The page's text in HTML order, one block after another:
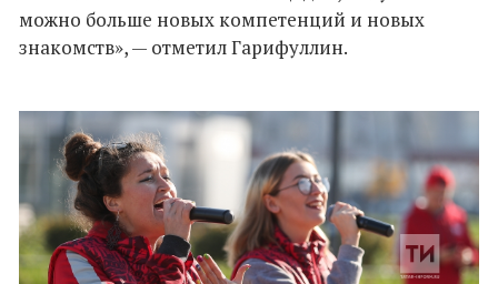
можно больше новых компетенций и новых
знакомств», — отметил Гарифуллин.